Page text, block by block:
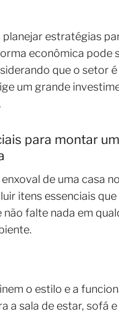
planejar estratégias
econômica pode
que o setor
um grande
para montar
de uma casa
itens essenciais
falte nada em
o estilo e a
a sala de estar, sofá